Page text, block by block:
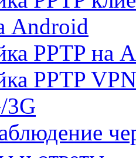
Android
PPTP на
PPTP
3G